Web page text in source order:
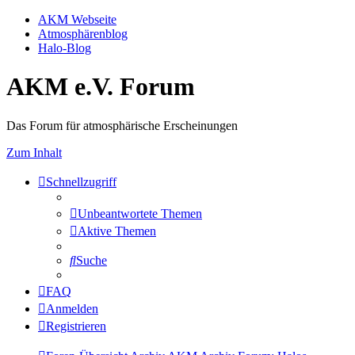
AKM Webseite
Atmosphärenblog
Halo-Blog
AKM e.V. Forum
Das Forum für atmosphärische Erscheinungen
Zum Inhalt
Schnellzugriff
Unbeantwortete Themen
Aktive Themen
Suche
FAQ
Anmelden
Registrieren